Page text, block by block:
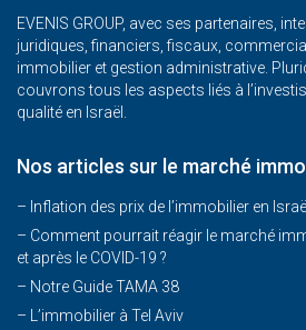
EVENIS GROUP, avec ses partenaires,
juridiques, financiers, fiscaux,
immobilier et gestion administrative.
couvrons tous les aspects liés à
qualité en Israël.
Nos articles sur le marché
– Inflation des prix de l’immobilier en Israël
– Comment pourrait réagir le marché
et après le COVID-19 ?
– Notre Guide TAMA 38
– L’immobilier à Tel Aviv